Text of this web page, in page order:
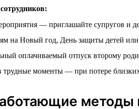
— приглашайте супругов и
на Новый год, День защиты детей
оплачиваемый отпуск второму
трудные моменты — при потере
методы